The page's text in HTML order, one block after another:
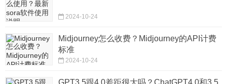
2024-10-24
Midjourney怎么收费？Midjourney的API计费
标准
2024-10-24